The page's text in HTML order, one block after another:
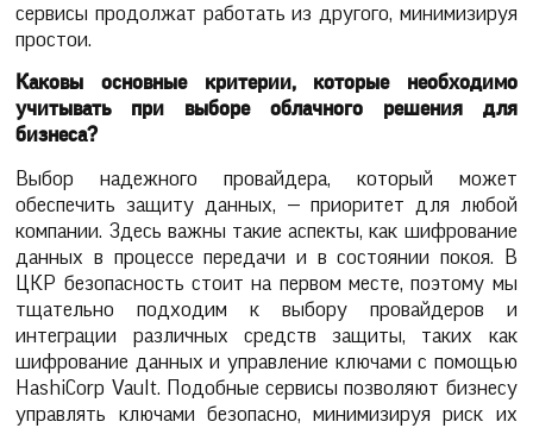
сервисы продолжат работать из другого, минимизируя
простои.
Каковы основные критерии, которые необходимо
учитывать при выборе облачного решения для
бизнеса?
Выбор надежного провайдера, который может
обеспечить защиту данных, — приоритет для любой
компании. Здесь важны такие аспекты, как шифрование
данных в процессе передачи и в состоянии покоя. В
ЦКР безопасность стоит на первом месте, поэтому мы
тщательно подходим к выбору провайдеров и
интеграции различных средств защиты, таких как
шифрование данных и управление ключами с помощью
HashiCorp Vault. Подобные сервисы позволяют бизнесу
управлять ключами безопасно, минимизируя риск их